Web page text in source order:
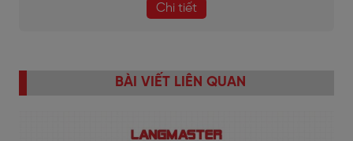
Chi tiết
BÀI VIẾT LIÊN QUAN